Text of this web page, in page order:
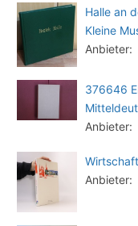
Halle an
Kleine
Anbieter:
376646
Anbieter:
Anbieter: